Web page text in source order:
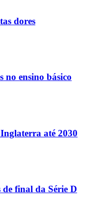
dores
no ensino básico
até 2030
final da Série D